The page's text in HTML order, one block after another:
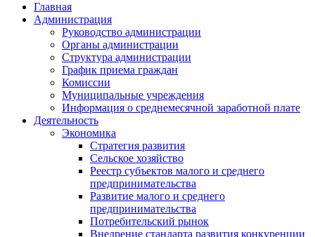
Главная
Администрация
Руководство администрации
Органы администрации
Структура администрации
График приема граждан
Комиссии
Муниципальные учреждения
Информация о среднемесячной заработной плате
Деятельность
Экономика
Стратегия развития
Сельское хозяйство
Реестр субъектов малого и среднего
предпринимательства
Развитие малого и среднего
предпринимательства
Потребительский рынок
Внедрение стандарта развития конкуренции